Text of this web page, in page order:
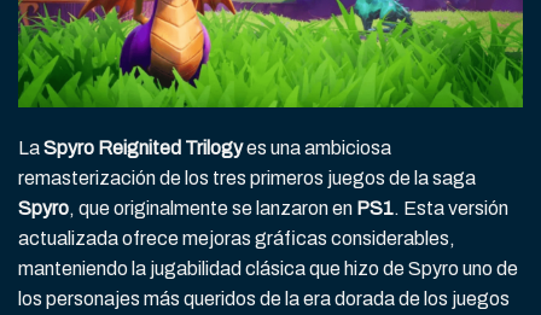
LaSpyro Reignited Trilogyes una ambiciosa
remasterización de los tres primeros juegos de la saga
Spyro, que originalmente se lanzaron en PS1. Esta versión
actualizada ofrece mejoras gráficas considerables,
manteniendo la jugabilidad clásica que hizo de Spyro uno de
los personajes más queridos de la era dorada de los juegos